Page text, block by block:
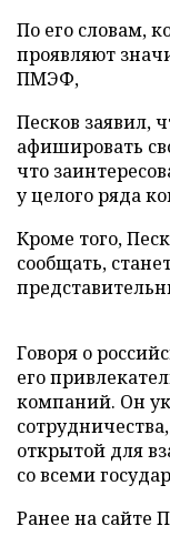
По его словам,
проявляют
ПМЭФ,
Песков заявил,
афишировать
что
у целого ряда
Кроме того,
сообщать,
Говоря о
его
компаний. Он
открытой для
со всеми
Ранее на сайте